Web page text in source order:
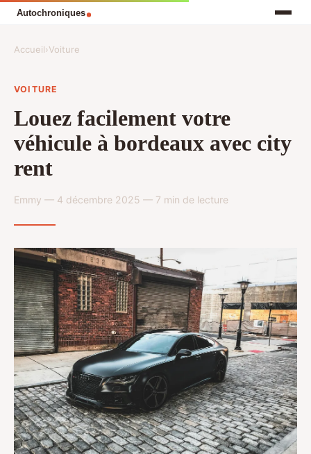
Accueil›Voiture
VOITURE
Louez facilement votre
véhicule à bordeaux avec city
rent
Emmy — 4 décembre 2025 — 7 min de lecture